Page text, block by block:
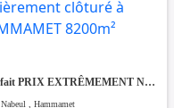
Forfait PRIX EXTRÊMEMENT NÉGOCIABLE Terrain entièrement clôturé à HAMMAMET 8200m²
Nabeul , Hammamet